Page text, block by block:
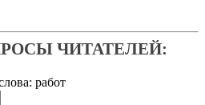
ЧИТАТЕЛЕЙ:
работ